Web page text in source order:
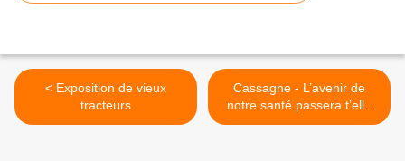
< Exposition de vieux
tracteurs
Cassagne - L’avenir de
notre santé passera t’elle
par les IPA? >